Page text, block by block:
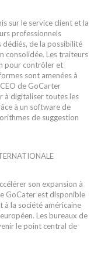
sur le service client et la
professionnels
dédiés, de la possibilité
consolidée. Les traiteurs
pour contrôler et
sont amenées à
de GoCarter
à digitaliser toutes les
à un software de
de suggestion
son expansion à
GoCater est disponible
à la société américaine
Les bureaux de
le point central de